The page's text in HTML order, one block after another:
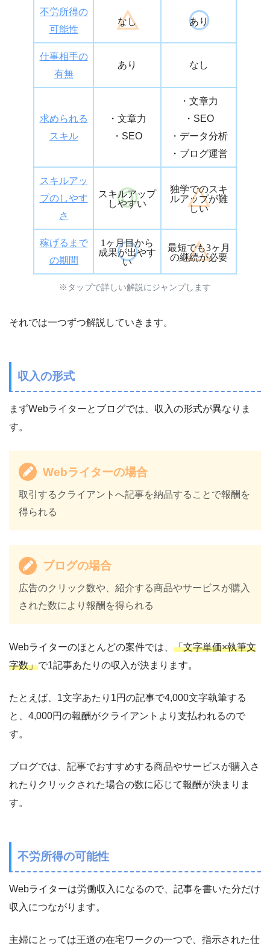
不労所得の
可能性
なし あり
仕事相手の
有無
あり なし
求められる
スキル
・文章力
・SEO
・文章力
・SEO
・データ分析
・ブログ運営
スキルアッ
プのしやす
さ
スキルアップ
しやすい
独学でのスキ
ルアップが難
しい
稼げるまで
の期間
1ヶ月目から
成果が出やす
い
最短でも3ヶ月
の継続が必要
※タップで詳しい解説にジャンプします
それでは一つずつ解説していきます。
収入の形式
まずWebライターとブログでは、収入の形式が異なりま
す。
Webライターの場合
取引するクライアントへ記事を納品することで報酬を
得られる
ブログの場合
広告のクリック数や、紹介する商品やサービスが購入
された数により報酬を得られる
Webライターのほとんどの案件では、 「文字単価×執筆文
字数」で1記事あたりの収入が決まります。
たとえば、1文字あたり1円の記事で4,000文字執筆する
と、4,000円の報酬がクライアントより支払われるので
す。
ブログでは、記事でおすすめする商品やサービスが購入さ
れたりクリックされた場合の数に応じて報酬が決まりま
す。
不労所得の可能性
Webライターは労働収入になるので、記事を書いた分だけ
収入につながります。
主婦にとっては王道の在宅ワークの一つで、指示された仕